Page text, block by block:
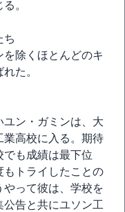
。
ち
除くほとんどのキ
た。
ン・ガミンは、大
業高校に入る。期待
でも成績は最下位
もトライしたことの
って彼は、学校を
告と共にユソン工